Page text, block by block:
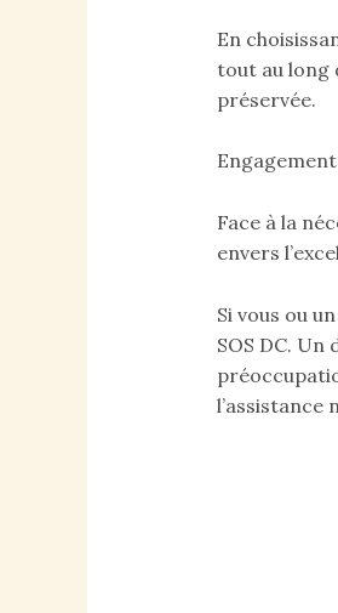
En
tout au long
préservée.
Face à la
envers
Si vous ou
SOS DC.
l’assistance